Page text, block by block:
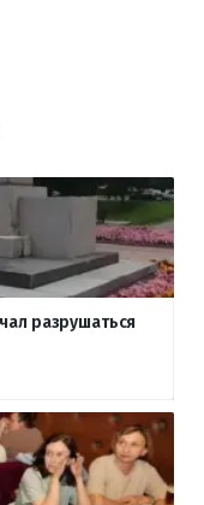
разрушаться